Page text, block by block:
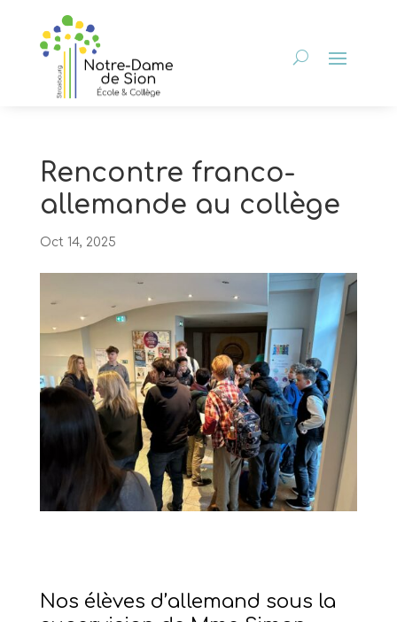
Rencontre franco-
allemande au collège
Oct 14, 2025
Nos élèves d’allemand sous la